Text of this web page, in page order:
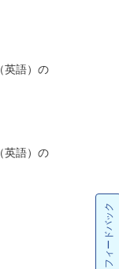
英語）の
英語）の
フィードバック